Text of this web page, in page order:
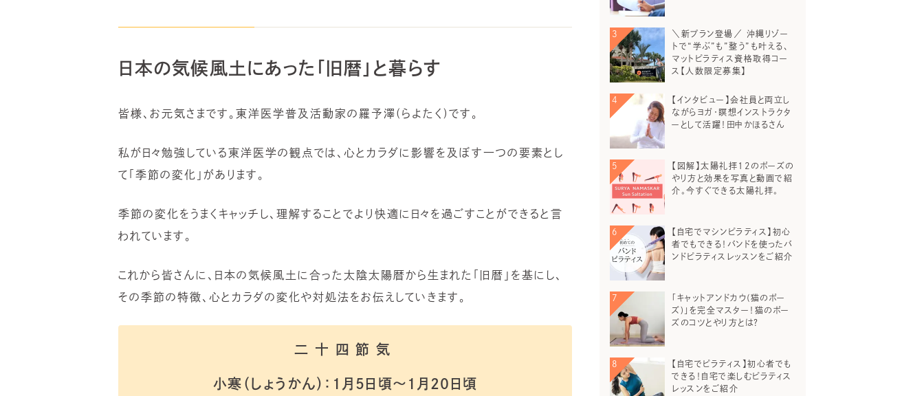
日本の気候風土にあった「旧暦」と暮らす
皆様、お元気さまです。東洋医学普及活動家の羅予澤(らよたく)です。
私が日々勉強している東洋医学の観点では、心とカラダに影響を及ぼす一つの要素とし
て「季節の変化」があります。
季節の変化をうまくキャッチし、理解することでより快適に日々を過ごすことができると言
われています。
これから皆さんに、日本の気候風土に合った太陰太陽暦から生まれた「旧暦」を基にし、
その季節の特徴、心とカラダの変化や対処法をお伝えしていきます。
小寒（しょうかん）：1月5日頃～1月20日頃
＼新プラン登場／ 沖縄リゾー
トで“学ぶ”も”整う”も叶える、
マットピラティス資格取得コー
ス【人数限定募集】
【インタビュー】会社員と両立し
ながらヨガ・瞑想インストラクタ
ーとして活躍！田中かほるさん
【図解】太陽礼拝12のポーズの
やり方と効果を写真と動画で紹
介。今すぐできる太陽礼拝。
【自宅でマシンピラティス】初心
者でもできる！バンドを使ったバ
ンドピラティスレッスンをご紹介
「キャットアンドカウ(猫のポー
ズ)」を完全マスター！猫のポー
ズのコツとやり方とは？
【自宅でピラティス】初心者でも
できる！自宅で楽しむピラティス
レッスンをご紹介